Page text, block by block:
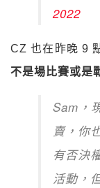
2022
CZ 也在昨晚 9
不是場比賽或是
Sam，
賣，你
有否決
活動，